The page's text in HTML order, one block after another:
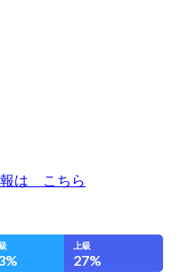
報は こちら
%
上級
27%